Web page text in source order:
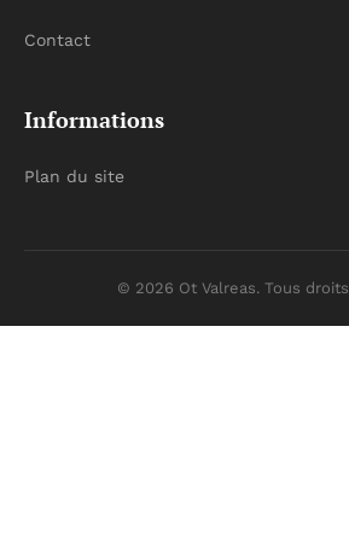
Contact
Informations
Plan du site
© 2026 Ot Valreas. Tous